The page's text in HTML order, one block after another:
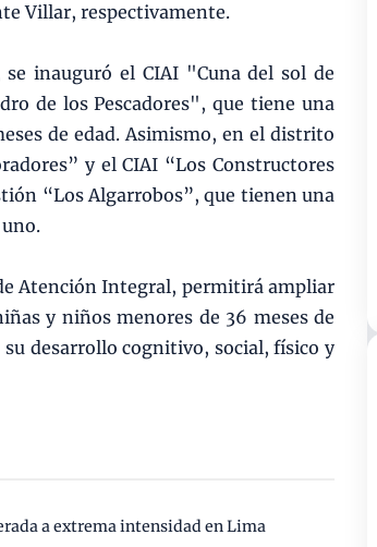
Villar, respectivamente.
inauguró el CIAI "Cuna del sol de
de los Pescadores", que tiene una
de edad. Asimismo, en el distrito
y el CIAI “Los Constructores
“Los Algarrobos”, que tienen una
Atención Integral, permitirá ampliar
y niños menores de 36 meses de
desarrollo cognitivo, social, físico y
a extrema intensidad en Lima